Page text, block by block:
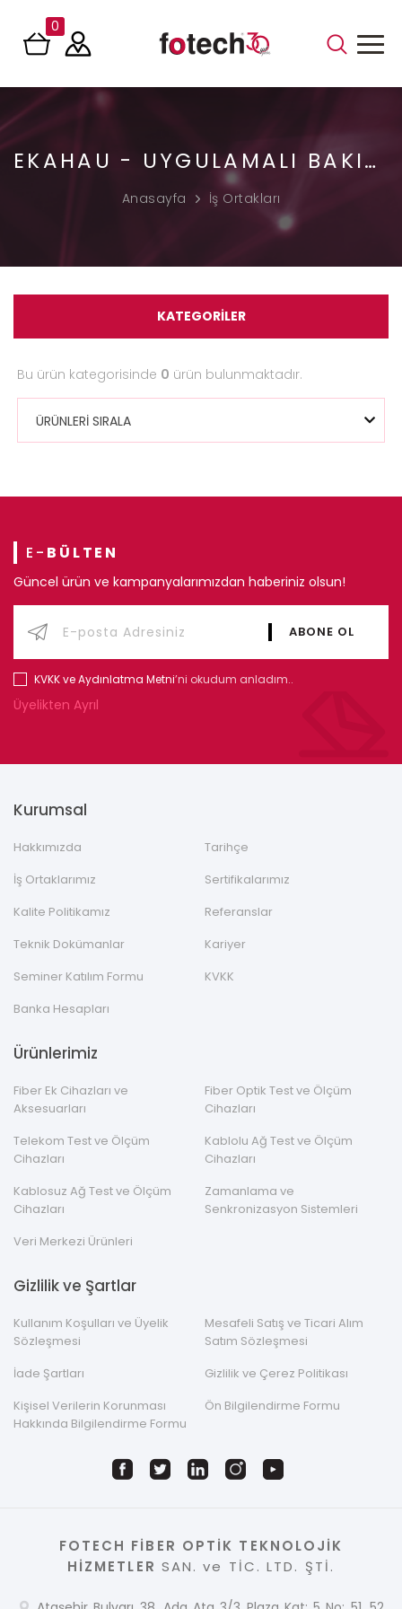
0
EKAHAU - UYGULAMALI BAKIR TEST EĞITIMI
Anasayfa İş Ortakları
KATEGORİLER
Bu ürün kategorisinde 0 ürün bulunmaktadır.
ÜRÜNLERİ SIRALA
E- BÜLTEN
Güncel ürün ve kampanyalarımızdan haberiniz olsun!
KVKK ve Aydınlatma Metni’ni okudum anladım..
Üyelikten Ayrıl
Kurumsal
Hakkımızda
Tarihçe
İş Ortaklarımız
Sertifikalarımız
Kalite Politikamız
Referanslar
Teknik Dokümanlar
Kariyer
Seminer Katılım Formu
KVKK
Banka Hesapları
Ürünlerimiz
Fiber Ek Cihazları ve
Aksesuarları
Fiber Optik Test ve Ölçüm
Cihazları
Telekom Test ve Ölçüm
Cihazları
Kablolu Ağ Test ve Ölçüm
Cihazları
Kablosuz Ağ Test ve Ölçüm
Cihazları
Zamanlama ve
Senkronizasyon Sistemleri
Veri Merkezi Ürünleri
Gizlilik ve Şartlar
Kullanım Koşulları ve Üyelik
Sözleşmesi
Mesafeli Satış ve Ticari Alım
Satım Sözleşmesi
İade Şartları
Gizlilik ve Çerez Politikası
Kişisel Verilerin Korunması
Hakkında Bilgilendirme Formu
Ön Bilgilendirme Formu
FOTECH FİBER OPTİK TEKNOLOJİK
HİZMETLER SAN. ve TİC. LTD. ŞTİ.